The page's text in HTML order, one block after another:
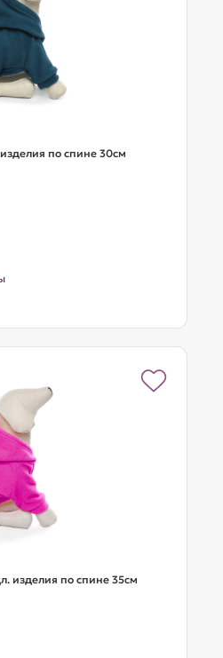
по спине 30см
изделия по спине 35см